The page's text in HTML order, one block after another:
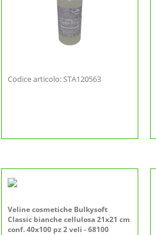
Codice articolo: STA120563
Veline cosmetiche Bulkysoft
Classic bianche cellulosa 21x21 cm
conf. 40x100 pz 2 veli - 68100